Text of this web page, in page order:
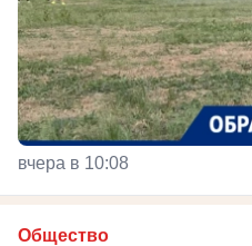
вчера в 10:08
Общество